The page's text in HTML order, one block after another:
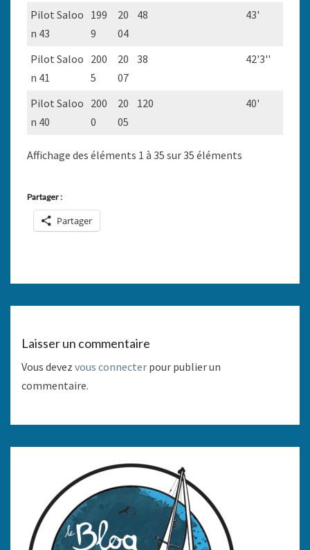
Pilot Saloo
n 43
199
9
20
04
48 43'
Pilot Saloo
n 41
200
5
20
07
38 42'3''
Pilot Saloo
n 40
200
0
20
05
120 40'
Affichage des éléments 1 à 35 sur 35 éléments
Partager :
Partager
Laisser un commentaire
Vous devez vous connecter pour publier un
commentaire.